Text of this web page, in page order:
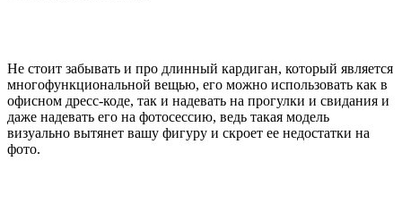
Не стоит забывать и про длинный кардиган, который является
многофункциональной вещью, его можно использовать как в
офисном дресс-коде, так и надевать на прогулки и свидания и
даже надевать его на фотосессию, ведь такая модель
визуально вытянет вашу фигуру и скроет ее недостатки на
фото.